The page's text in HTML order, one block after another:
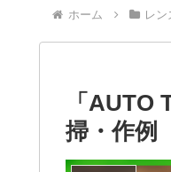
ホーム レ
「AUTO
掃・作例